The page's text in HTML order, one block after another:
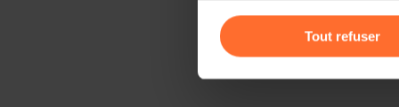
gauche de chaque page.
Tout refuser